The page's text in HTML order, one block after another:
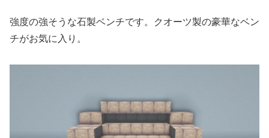
強度の強そうな石製ベンチです。クオーツ製の豪華なベン
チがお気に入り。